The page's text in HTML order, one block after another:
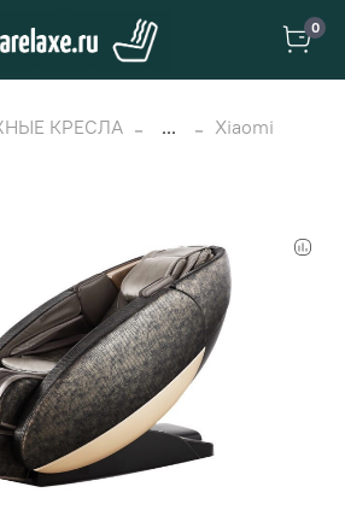
0
КРЕСЛА ... Xiaomi